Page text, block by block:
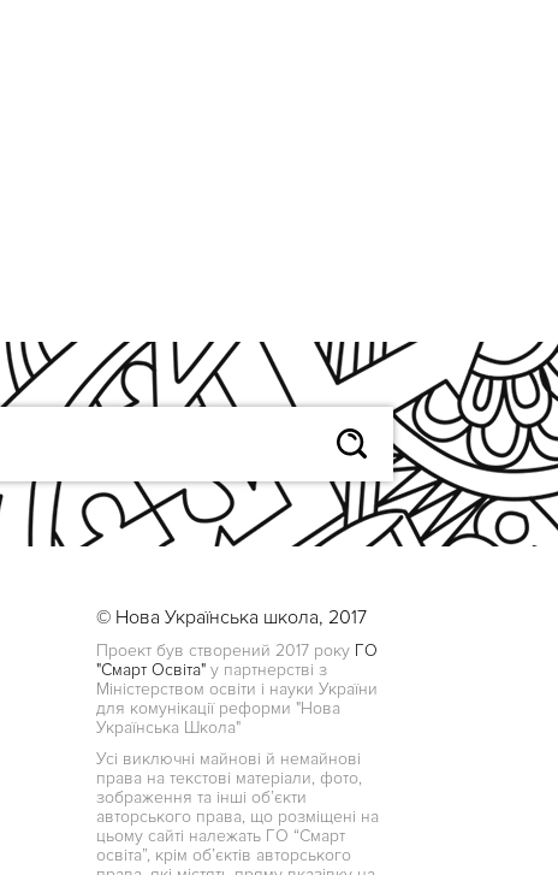
© Нова Українська школа, 2017
Проект був створений 2017 року ГО
"Смарт Освіта" у партнерстві з
Міністерством освіти і науки України
для комунікації реформи "Нова
Українська Школа"
Усі виключні майнові й немайнові
права на текстові матеріали, фото,
зображення та інші об’єкти
авторського права, що розміщені на
цьому сайті належать ГО “Смарт
освіта”, крім об’єктів авторського